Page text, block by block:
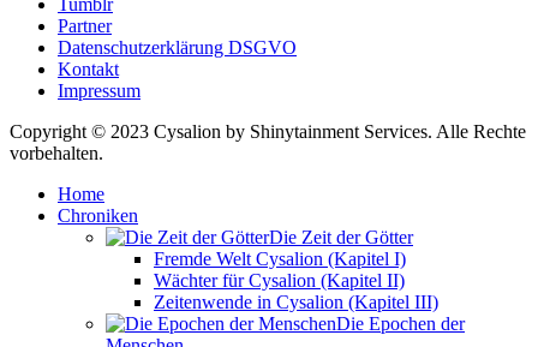
Partner
Datenschutzerklärung DSGVO
Kontakt
Impressum
Copyright © 2023 Cysalion by Shinytainment Services. Alle Rechte
vorbehalten.
Home
Chroniken
Die Zeit der Götter
Fremde Welt Cysalion (Kapitel I)
Wächter für Cysalion (Kapitel II)
Zeitenwende in Cysalion (Kapitel III)
Die Epochen der